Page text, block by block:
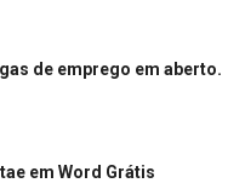
de emprego em aberto.
em Word Grátis